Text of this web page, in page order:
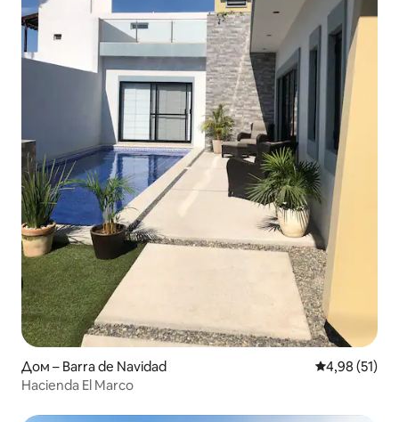
Дом – Barra de Navidad Средна
4,98 (51)
Hacienda El Marco